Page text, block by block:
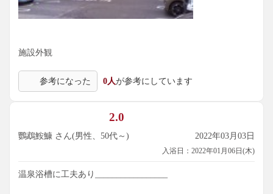
施設外観
参考になった 0人が参考にしています
2.0
鸚鵡鮟鱇 さん(男性、50代～) 2022年03月03日
入浴日：2022年01月06日(木)
温泉浴槽に工夫あり_________________